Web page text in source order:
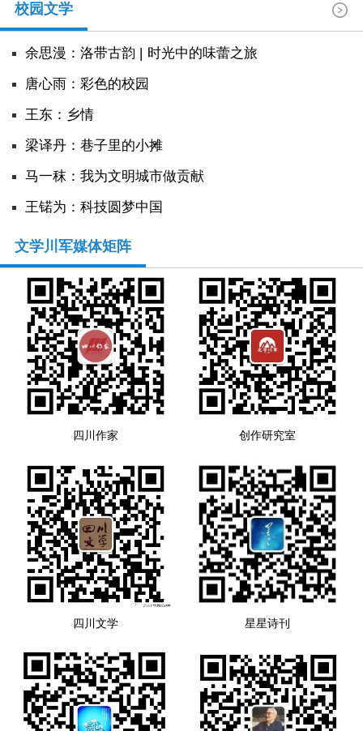
校园文学
余思漫：洛带古韵 | 时光中的味蕾之旅
唐心雨：彩色的校园
王东：乡情
​梁译丹：巷子里的小摊
马一秣：我为文明城市做贡献
王锘为：科技圆梦中国
文学川军媒体矩阵
四川作家 创作研究室
四川文学 星星诗刊